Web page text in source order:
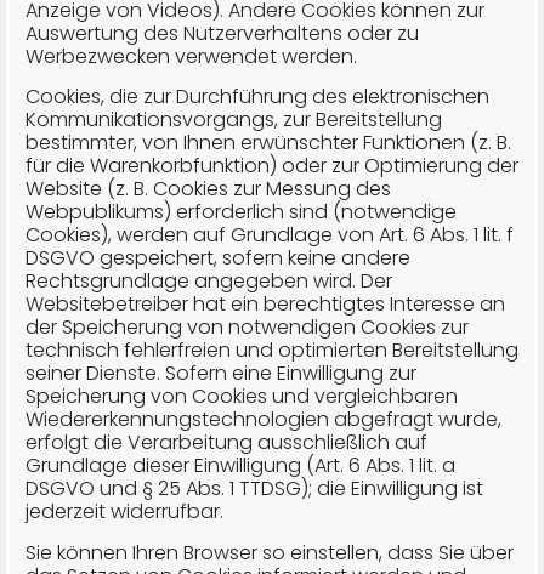
Anzeige von Videos). Andere Cookies können zur
Auswertung des Nutzerverhaltens oder zu
Werbezwecken verwendet werden.
Cookies, die zur Durchführung des elektronischen
Kommunikationsvorgangs, zur Bereitstellung
bestimmter, von Ihnen erwünschter Funktionen (z. B.
für die Warenkorbfunktion) oder zur Optimierung der
Website (z. B. Cookies zur Messung des
Webpublikums) erforderlich sind (notwendige
Cookies), werden auf Grundlage von Art. 6 Abs. 1 lit. f
DSGVO gespeichert, sofern keine andere
Rechtsgrundlage angegeben wird. Der
Websitebetreiber hat ein berechtigtes Interesse an
der Speicherung von notwendigen Cookies zur
technisch fehlerfreien und optimierten Bereitstellung
seiner Dienste. Sofern eine Einwilligung zur
Speicherung von Cookies und vergleichbaren
Wiedererkennungstechnologien abgefragt wurde,
erfolgt die Verarbeitung ausschließlich auf
Grundlage dieser Einwilligung (Art. 6 Abs. 1 lit. a
DSGVO und § 25 Abs. 1 TTDSG); die Einwilligung ist
jederzeit widerrufbar.
Sie können Ihren Browser so einstellen, dass Sie über